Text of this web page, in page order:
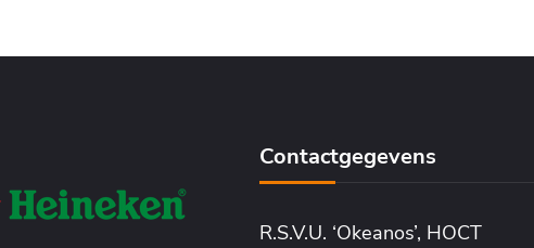
Contactgegevens
R.S.V.U. ‘Okeanos’, HOCT